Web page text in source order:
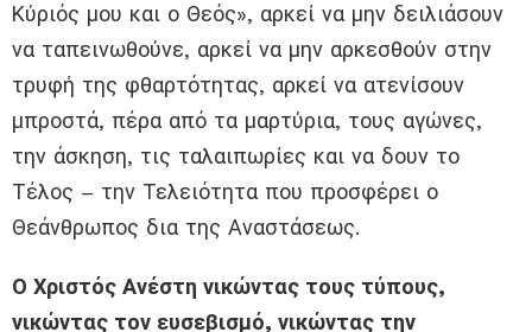
Κύριός μου και ο Θεός», αρκεί να μην δειλιάσουν
να ταπεινωθούνε, αρκεί να μην αρκεσθούν στην
τρυφή της φθαρτότητας, αρκεί να ατενίσουν
μπροστά, πέρα από τα μαρτύρια, τους αγώνες,
την άσκηση, τις ταλαιπωρίες και να δουν το
Τέλος – την Τελειότητα που προσφέρει ο
Θεάνθρωπος δια της Αναστάσεως.
Ο Χριστός Ανέστη νικώντας τους τύπους,
νικώντας τον ευσεβισμό, νικώντας την